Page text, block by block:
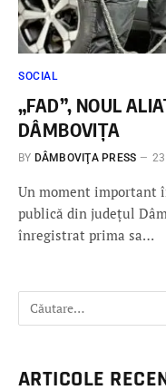
SOCIAL
„FAD”, NOUL
DÂMBOVIȚA
BY DÂMBOVIŢA PRESS
Un moment important
publică din județul
înregistrat prima sa…
ARTICOLE